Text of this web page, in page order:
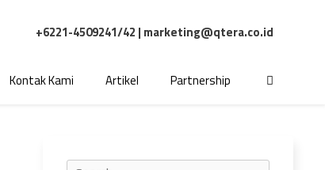
+6221-4509241/42 | marketing@qtera.co.id
Kontak Kami Artikel Partnership